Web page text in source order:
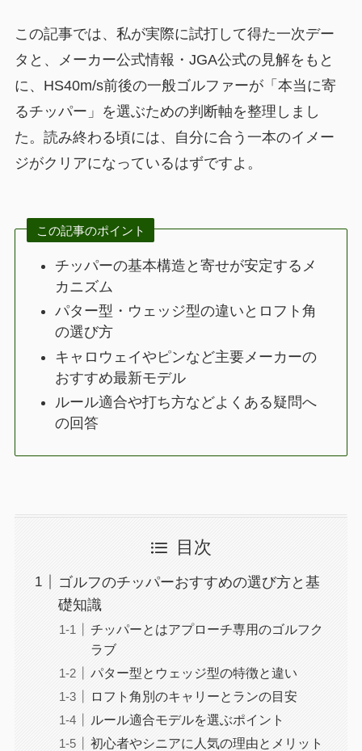
この記事では、私が実際に試打して得た一次デー
タと、メーカー公式情報・JGA公式の見解をもと
に、HS40m/s前後の一般ゴルファーが「本当に寄
るチッパー」を選ぶための判断軸を整理しまし
た。読み終わる頃には、自分に合う一本のイメー
ジがクリアになっているはずですよ。
この記事のポイント
チッパーの基本構造と寄せが安定するメ
カニズム
パター型・ウェッジ型の違いとロフト角
の選び方
キャロウェイやピンなど主要メーカーの
おすすめ最新モデル
ルール適合や打ち方などよくある疑問へ
の回答
目次
ゴルフのチッパーおすすめの選び方と基
礎知識
チッパーとはアプローチ専用のゴルフク
ラブ
パター型とウェッジ型の特徴と違い
ロフト角別のキャリーとランの目安
ルール適合モデルを選ぶポイント
初心者やシニアに人気の理由とメリット